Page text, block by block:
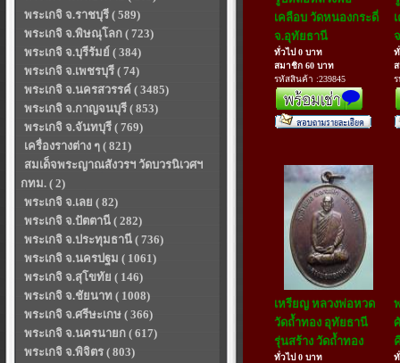
พระเกจิ จ.ราชบุรี ( 589)
พระเกจิ จ.พิษณุโลก ( 723)
พระเกจิ จ.บุรีรัมย์ ( 384)
พระเกจิ จ.เพชรบุรี ( 74)
พระเกจิ จ.นครสวรรค์ ( 3485)
พระเกจิ จ.กาญจนบุรี ( 853)
พระเกจิ จ.จันทบุรี ( 769)
เครื่องรางต่าง ๆ ( 821)
สมเด็จพระญาณสังวรฯ วัดบวรนิเวศฯ
กทม. ( 2)
พระเกจิ จ.เลย ( 82)
พระเกจิ จ.ปัตตานี ( 282)
พระเกจิ จ.ประทุมธานี ( 736)
พระเกจิ จ.นครปฐม ( 1061)
พระเกจิ จ.สุโขทัย ( 146)
พระเกจิ จ.ชัยนาท ( 1008)
พระเกจิ จ.ศรีษะเกษ ( 366)
พระเกจิ จ.นครนายก ( 617)
พระเกจิ จ.พิจิตร ( 803)
เคลือบ วัดหนองกระดี่
จ.อุทัยธานี
ทั่วไป 0 บาท
สมาชิก 60 บาท
รหัสสินค้า :239845
เหรียญ หลวงพ่อหวด
วัดถ้ำทอง อุทัยธานี
รุ่นสร้าง วัดถ้ำทอง
ทั่วไป 0 บาท